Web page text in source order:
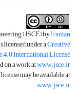
(JSCE) byIranian
licensed under aCreative
International License
on a work atwww.jsce.ir
may be available at
www.jsce.ir
.